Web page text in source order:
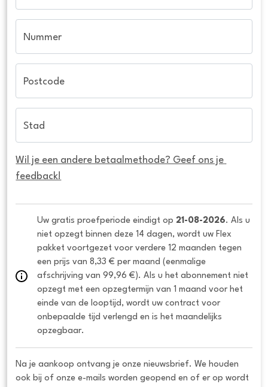
Nummer
Postcode
Stad
Wil je een andere betaalmethode? Geef ons je
feedback!
Uw gratis proefperiode eindigt op 21-08-2026. Als u
niet opzegt binnen deze 14 dagen, wordt uw Flex
pakket voortgezet voor verdere 12 maanden tegen
een prijs van 8,33 € per maand (eenmalige
afschrijving van 99,96 €). Als u het abonnement niet
opzegt met een opzegtermijn van 1 maand voor het
einde van de looptijd, wordt uw contract voor
onbepaalde tijd verlengd en is het maandelijks
opzegbaar.
Na je aankoop ontvang je onze nieuwsbrief. We houden
ook bij of onze e-mails worden geopend en of er op wordt